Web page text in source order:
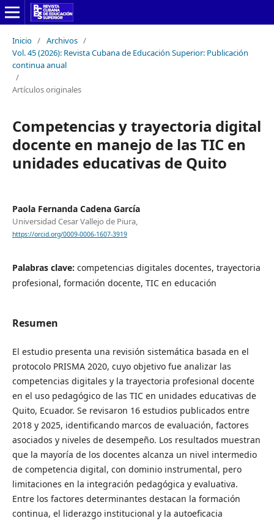
Inicio / Archivos /
Vol. 45 (2026): Revista Cubana de Educación Superior: Publicación
continua anual
/
Artículos originales
Competencias y trayectoria digital
docente en manejo de las TIC en
unidades educativas de Quito
Paola Fernanda Cadena García
Universidad Cesar Vallejo de Piura,
https://orcid.org/0009-0006-1607-3919
Palabras clave: competencias digitales docentes, trayectoria
profesional, formación docente, TIC en educación
Resumen
El estudio presenta una revisión sistemática basada en el
protocolo PRISMA 2020, cuyo objetivo fue analizar las
competencias digitales y la trayectoria profesional docente
en el uso pedagógico de las TIC en unidades educativas de
Quito, Ecuador. Se revisaron 16 estudios publicados entre
2018 y 2025, identificando marcos de evaluación, factores
asociados y niveles de desempeño. Los resultados muestran
que la mayoría de los docentes alcanza un nivel intermedio
de competencia digital, con dominio instrumental, pero
limitaciones en la integración pedagógica y evaluativa.
Entre los factores determinantes destacan la formación
continua, el liderazgo institucional y la autoeficacia